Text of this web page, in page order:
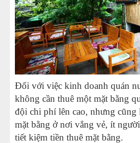
Đối với việc kinh doanh quán
không cần thuê một mặt bằng
đội chi phí lên cao, nhưng cũng
mặt bằng ở nơi vắng vẻ, ít
tiết kiệm tiền thuê mặt bằng.